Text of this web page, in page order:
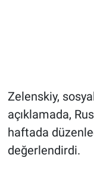
Zelenskiy,
açıklamada,
haftada
değerlendirdi.